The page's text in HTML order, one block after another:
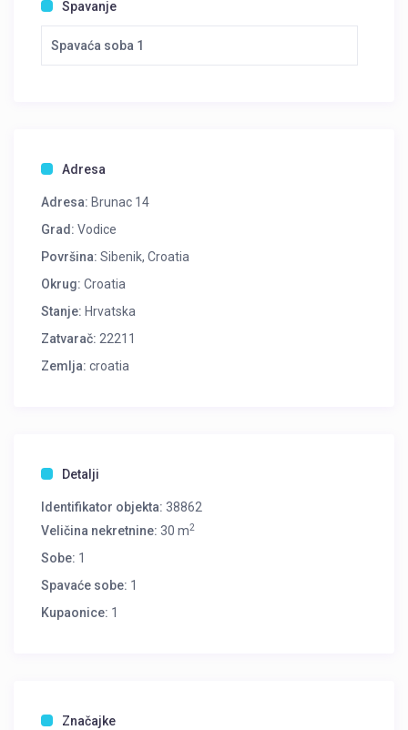
Spavanje
Spavaća soba 1
Adresa
Adresa: Brunac 14
Grad: Vodice
Površina: Sibenik, Croatia
Okrug: Croatia
Stanje: Hrvatska
Zatvarač: 22211
Zemlja: croatia
Detalji
Identifikator objekta: 38862
Veličina nekretnine: 30 m2
Sobe: 1
Spavaće sobe: 1
Kupaonice: 1
Značajke